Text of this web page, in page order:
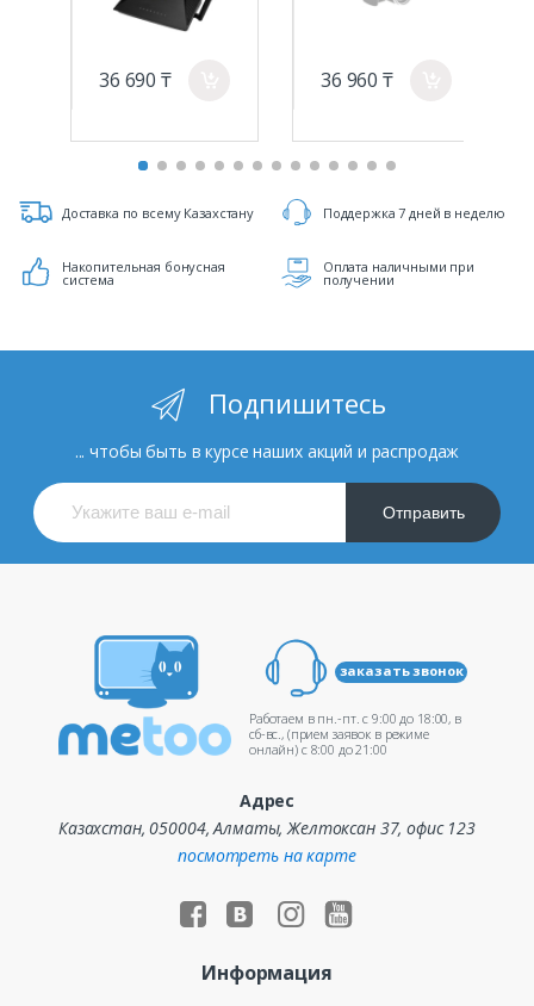
36 690 ₸ 36 960 ₸
Доставка по всему Казахстану Поддержка 7 дней в неделю
Накопительная бонусная
система
Оплата наличными при
получении
Подпишитесь
... чтобы быть в курсе наших акций и распродаж
Отправить
заказать звонок
Работаем в пн.-пт. c 9:00 до 18:00, в
сб-вс., (прием заявок в режиме
онлайн) c 8:00 до 21:00
Адрес
Казахстан, 050004, Алматы, Желтоксан 37, офис 123
посмотреть на карте
Информация